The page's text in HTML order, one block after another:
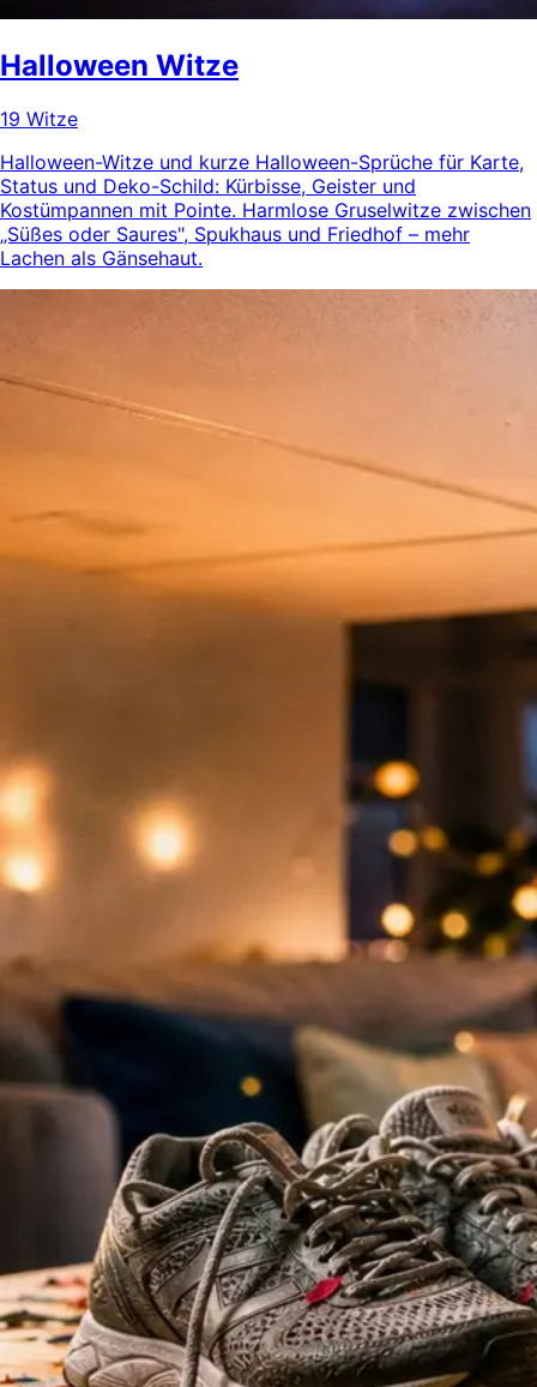
Halloween Witze
19 Witze
Halloween-Witze und kurze Halloween-Sprüche für Karte,
Status und Deko-Schild: Kürbisse, Geister und
Kostümpannen mit Pointe. Harmlose Gruselwitze zwischen
„Süßes oder Saures", Spukhaus und Friedhof – mehr
Lachen als Gänsehaut.